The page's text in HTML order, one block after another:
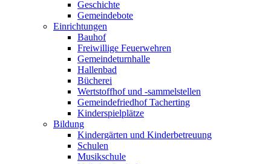
Geschichte
Gemeindebote
Einrichtungen
Bauhof
Freiwillige Feuerwehren
Gemeindeturnhalle
Hallenbad
Bücherei
Wertstoffhof und -sammelstellen
Gemeindefriedhof Tacherting
Kinderspielplätze
Bildung
Kindergärten und Kinderbetreuung
Schulen
Musikschule